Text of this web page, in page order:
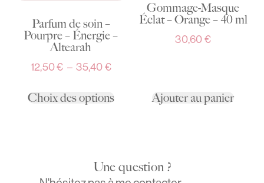
Parfum de soin –
Pourpre – Énergie –
Altearah
12,50€ – 35,40€
Choix des options
Gommage-Masque
Éclat – Orange – 40 ml
30,60€
Ajouter au panier
Une question ?